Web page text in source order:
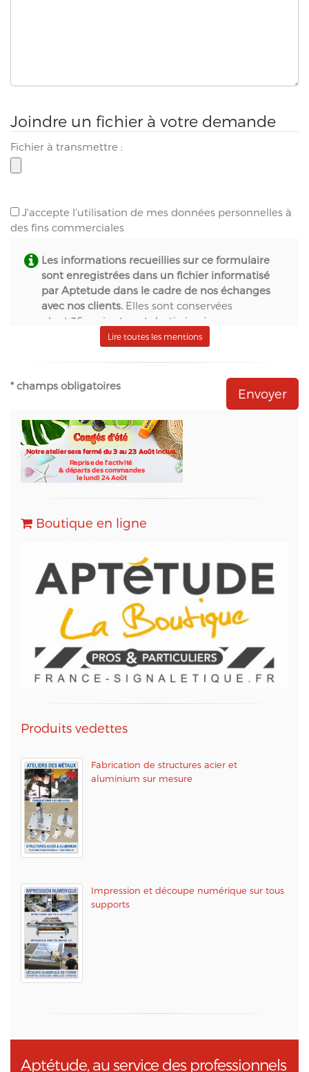
Joindre un fichier à votre demande
Fichier à transmettre :
J'accepte l'utilisation de mes données personnelles à
des fins commerciales
Les informations recueillies sur ce formulaire
sont enregistrées dans un fichier informatisé
par Aptetude dans le cadre de nos échanges
avec nos clients. Elles sont conservées
pendant 36 mois et sont destinées à :
- S.A.S. Aptetude (www.france-signaletique.com)
en qualité de propriétaire du site web et
récipiendaire des formulaires,
- Natural-net (www.natural-net.fr) en qualité
- Kiubi (www.kiubi.com) en qualité d'opérateur
technique du site web,
- OVH (www.ovh.com) en qualité d'hébergeur du
site web,
- Sarbacane (www.sarbacane.com) en tant que
d'Emailing, Newsletters, SMS, Emails
Transactionnels (SMTP) et pour le Marketing
Automation.
Conformément à la loi « informatique et libertés »,
vous pouvez exercer votre droit d'accès aux
données vous concernant et les faire rectifier en
contactant M. Christophe PATRY, responsable
technique web et des données informatiques, au
05 56 67 68 01 ou par mail sur info@aptetude.net.
Lire toutes les mentions
* champs obligatoires
Boutique en ligne
Produits vedettes
Fabrication de structures acier et
aluminium sur mesure
Impression et découpe numérique sur tous
supports
Aptétude, au service des professionnels